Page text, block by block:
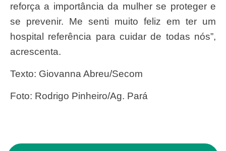
reforça a importância da mulher se proteger e
se prevenir. Me senti muito feliz em ter um
hospital referência para cuidar de todas nós”,
acrescenta.
Texto: Giovanna Abreu/Secom
Foto: Rodrigo Pinheiro/Ag. Pará